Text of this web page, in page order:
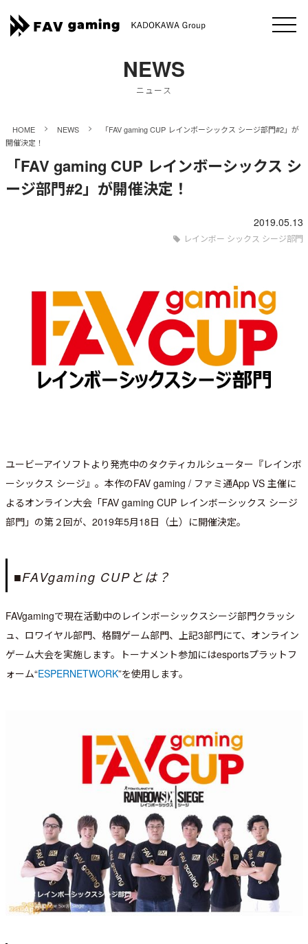
NEWS
ニュース
HOME > NEWS >
「FAV gaming CUP レインボーシックス シージ部門#2」が
開催決定！
「FAV gaming CUP レインボーシックス シ
ージ部門#2」が開催決定！
2019.05.13
レインボー シックス シージ部門
ユービーアイソフトより発売中のタクティカルシューター『レインボ
ーシックス シージ』。本作のFAV gaming / ファミ通App VS 主催に
よるオンライン大会「FAV gaming CUP レインボーシックス シージ
部門」の第２回が、2019年5月18日（土）に開催決定。
■FAVgaming CUPとは？
FAVgamingで現在活動中のレインボーシックスシージ部門クラッシ
ュ、ロワイヤル部門、格闘ゲーム部門、上記3部門にて、オンライン
ゲーム大会を実施します。トーナメント参加にはesportsプラットフ
ォーム“ESPERNETWORK”を使用します。